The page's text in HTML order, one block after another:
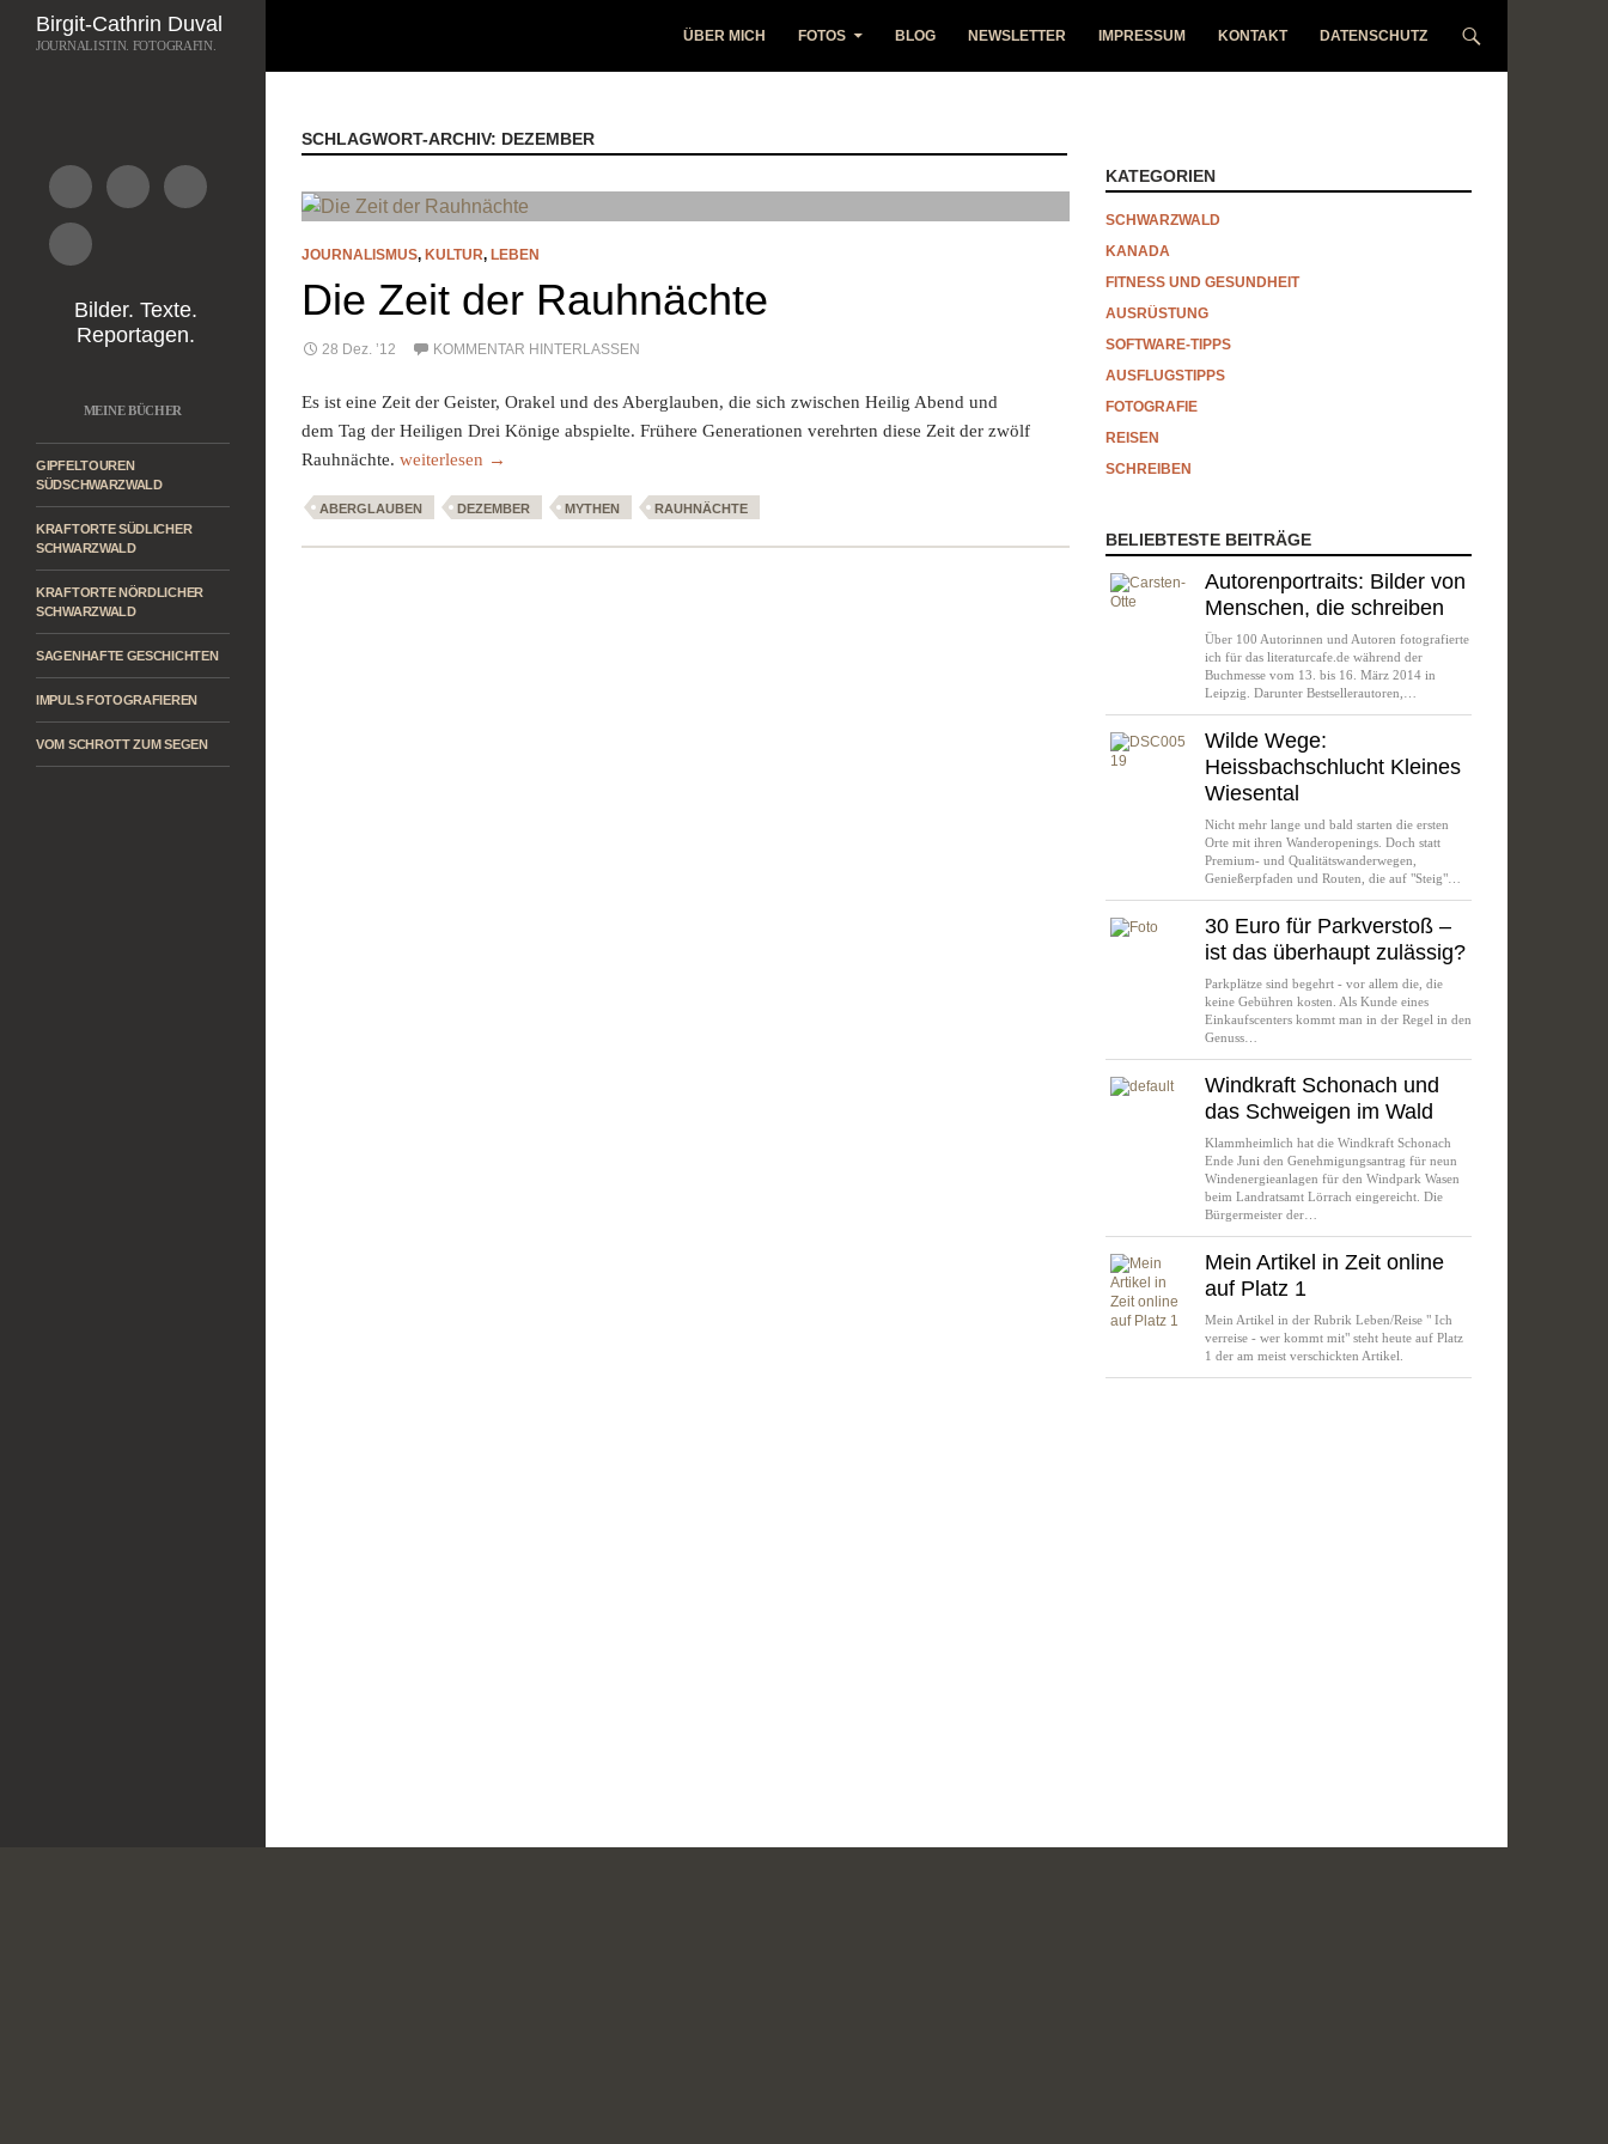
Suchen
ÜBER MICH FOTOS BLOG NEWSLETTER IMPRESSUM KONTAKT DATENSCHUTZ
SCHLAGWORT-ARCHIV: DEZEMBER
JOURNALISMUS, KULTUR, LEBEN
Die Zeit der Rauhnächte
28 Dez. ’12 KOMMENTAR HINTERLASSEN
Es ist eine Zeit der Geister, Orakel und des Aberglauben, die sich zwischen Heilig Abend und
dem Tag der Heiligen Drei Könige abspielte. Frühere Generationen verehrten diese Zeit der zwölf
Rauhnächte. Die Zeit der Rauhnächte
weiterlesen →
ABERGLAUBEN DEZEMBER MYTHEN RAUHNÄCHTE
KATEGORIEN
SCHWARZWALD
KANADA
FITNESS UND GESUNDHEIT
AUSRÜSTUNG
SOFTWARE-TIPPS
AUSFLUGSTIPPS
FOTOGRAFIE
REISEN
SCHREIBEN
BELIEBTESTE BEITRÄGE
Autorenportraits: Bilder von
Menschen, die schreiben
Über 100 Autorinnen und Autoren fotografierte
ich für das literaturcafe.de während der
Buchmesse vom 13. bis 16. März 2014 in
Leipzig. Darunter Bestsellerautoren,…
Wilde Wege:
Heissbachschlucht Kleines
Wiesental
Nicht mehr lange und bald starten die ersten
Orte mit ihren Wanderopenings. Doch statt
Premium- und Qualitätswanderwegen,
Genießerpfaden und Routen, die auf "Steig"…
30 Euro für Parkverstoß –
ist das überhaupt zulässig?
Parkplätze sind begehrt - vor allem die, die
keine Gebühren kosten. Als Kunde eines
Einkaufscenters kommt man in der Regel in den
Genuss…
Windkraft Schonach und
das Schweigen im Wald
Klammheimlich hat die Windkraft Schonach
Ende Juni den Genehmigungsantrag für neun
Windenergieanlagen für den Windpark Wasen
beim Landratsamt Lörrach eingereicht. Die
Bürgermeister der…
Mein Artikel in Zeit online
auf Platz 1
Mein Artikel in der Rubrik Leben/Reise " Ich
verreise - wer kommt mit" steht heute auf Platz
1 der am meist verschickten Artikel.
Birgit-Cathrin Duval
JOURNALISTIN. FOTOGRAFIN.
Bilder. Texte.
Reportagen.
MEINE BÜCHER
GIPFELTOUREN
SÜDSCHWARZWALD
KRAFTORTE SÜDLICHER
SCHWARZWALD
KRAFTORTE NÖRDLICHER
SCHWARZWALD
SAGENHAFTE GESCHICHTEN
IMPULS FOTOGRAFIEREN
VOM SCHROTT ZUM SEGEN